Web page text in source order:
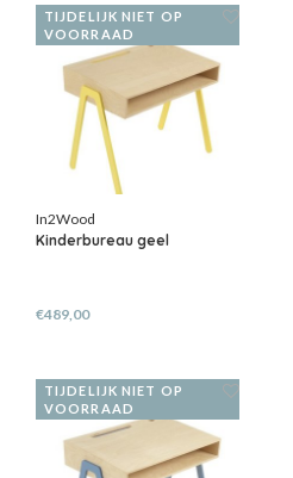
TIJDELIJK NIET OP
VOORRAAD
In2Wood
Kinderbureau geel
€489,00
TIJDELIJK NIET OP
VOORRAAD